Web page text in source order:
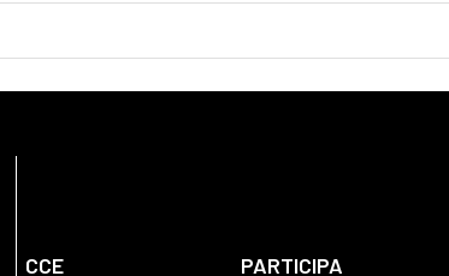
CCE PARTICIPA